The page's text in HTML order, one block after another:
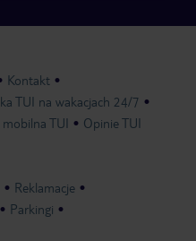
Kontakt
TUI na wakacjach 24/7
TUI Opinie TUI
Reklamacje
Parkingi